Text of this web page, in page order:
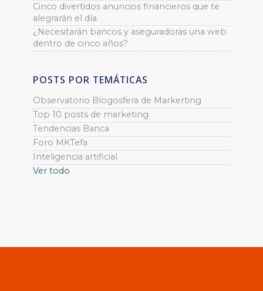
Cinco divertidos anuncios financieros que te
alegrarán el día
¿Necesitarán bancos y aseguradoras una web
dentro de cinco años?
POSTS POR TEMÁTICAS
Observatorio Blogosfera de Markerting
Top 10 posts de marketing
Tendencias Banca
Foro MKTefa
Inteligencia artificial
Ver todo